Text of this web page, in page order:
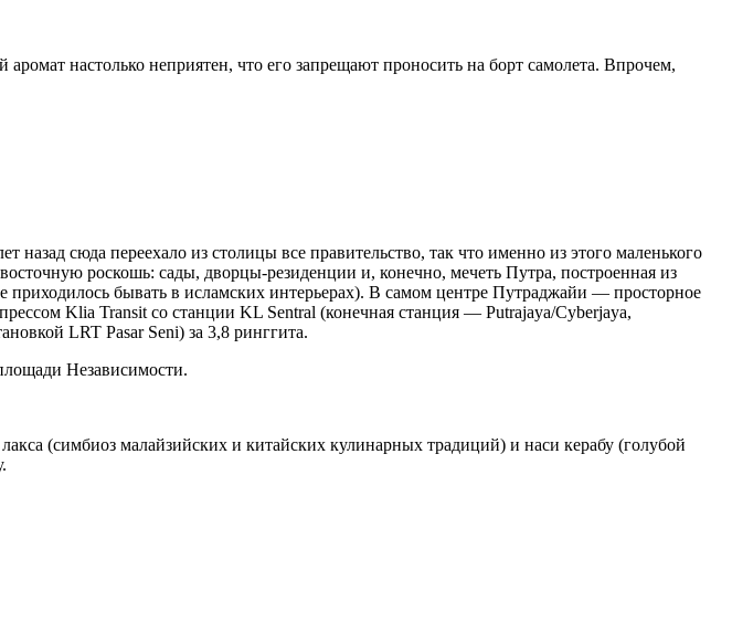
настолько неприятен, что его запрещают проносить на борт самолета. Впрочем,
сюда переехало из столицы все правительство, так что именно из этого маленького
роскошь: сады, дворцы-резиденции и, конечно, мечеть Путра, построенная из
бывать в исламских интерьерах). В самом центре Путраджайи — просторное
Klia Transit со станции KL Sentral (конечная станция — Putrajaya/Cyberjaya,
LRT Pasar Seni) за 3,8 ринггита.
Независимости.
(симбиоз малайзийских и китайских кулинарных традиций) и наси керабу (голубой